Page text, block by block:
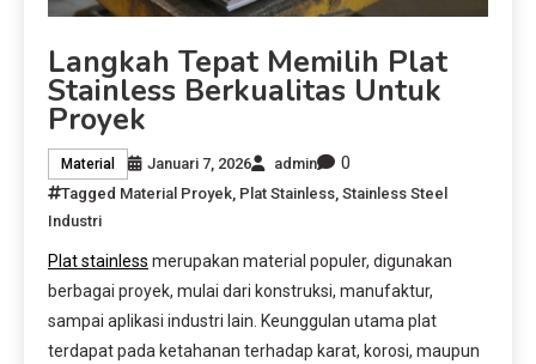
Langkah Tepat Memilih Plat
Stainless Berkualitas Untuk
Proyek
Material Januari 7, 2026 admin 0
Tagged Material Proyek, Plat Stainless, Stainless Steel
Industri
Plat stainless merupakan material populer, digunakan
berbagai proyek, mulai dari konstruksi, manufaktur,
sampai aplikasi industri lain. Keunggulan utama plat
terdapat pada ketahanan terhadap karat, korosi, maupun